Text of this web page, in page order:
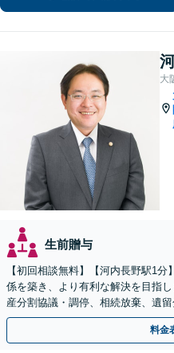
大
生前贈与
【初回相談無料】【河内長野駅1
係を築き、より有利な解決を目指
産分割協議・調停、相続放棄、遺
いたします【弁護士歴15年以上】
料金